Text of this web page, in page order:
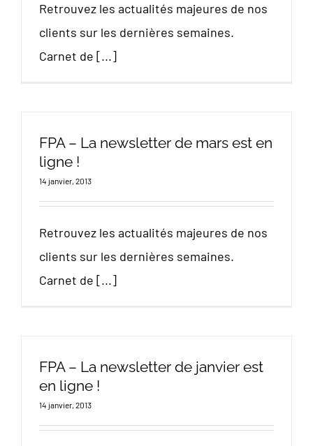
Retrouvez les actualités majeures de nos
clients sur les dernières semaines.
Carnet de [...]
FPA – La newsletter de mars est en
ligne !
14 janvier, 2013
Retrouvez les actualités majeures de nos
clients sur les dernières semaines.
Carnet de [...]
FPA – La newsletter de janvier est
en ligne !
14 janvier, 2013